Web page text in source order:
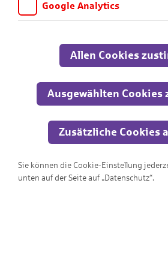
Wo ist der Ausgang?!?
Google Analytics
anpassen und verbessern können. Aus
Google Analytics. Dieses Werkzeug
Übertragung anonymisiert.
Allen Cookies
Ausgewählten Cookies
Zusätzliche Cookies
Sie können die Cookie-Einstellung
unten auf der Seite auf „Datenschutz“.